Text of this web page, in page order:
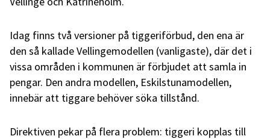
Idag finns två versioner på tiggeriförbud, den ena är
den så kallade Vellingemodellen (vanligaste), där det i
vissa områden i kommunen är förbjudet att samla in
pengar. Den andra modellen, Eskilstunamodellen,
innebär att tiggare behöver söka tillstånd.
Direktiven pekar på flera problem: tiggeri kopplas till